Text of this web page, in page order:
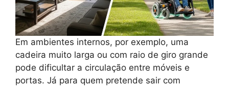
Em ambientes internos, por exemplo, uma
cadeira muito larga ou com raio de giro grande
pode dificultar a circulação entre móveis e
portas. Já para quem pretende sair com